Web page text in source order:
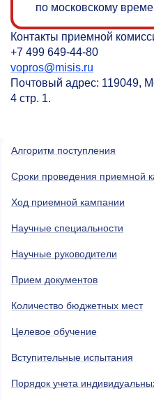
по московскому
Контакты приемной
+7 499 649-44-80
vopros@misis.ru
Почтовый адрес: 119049,
4 стр. 1.
Алгоритм поступления
Сроки проведения приемной
Ход приемной кампании
Научные специальности
Научные руководители
Прием документов
Количество бюджетных мест
Целевое обучение
Вступительные испытания
Порядок учета